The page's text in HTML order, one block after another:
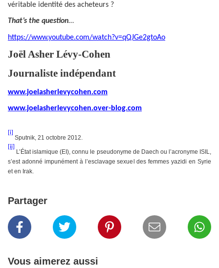
véritable identité des acheteurs ?
That’s the question…
https://www.youtube.com/watch?v=qQJGe2gtoAo
Joël Asher Lévy-Cohen
Journaliste indépendant
www.joelasherlevycohen.com
www.joelasherlevycohen.over-blog.com
[i]
Sputnik, 21 octobre 2012.
[ii]
L’État islamique (EI), connu le pseudonyme de Daech ou l’acronyme ISIL,
s’est adonné impunément à l’esclavage sexuel des femmes yazidi en Syrie
et en Irak.
Partager
Vous aimerez aussi